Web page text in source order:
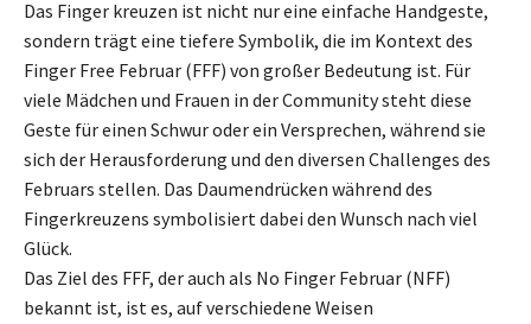
Das Finger kreuzen ist nicht nur eine einfache Handgeste,
sondern trägt eine tiefere Symbolik, die im Kontext des
Finger Free Februar (FFF) von großer Bedeutung ist. Für
viele Mädchen und Frauen in der Community steht diese
Geste für einen Schwur oder ein Versprechen, während sie
sich der Herausforderung und den diversen Challenges des
Februars stellen. Das Daumendrücken während des
Fingerkreuzens symbolisiert dabei den Wunsch nach viel
Glück.
Das Ziel des FFF, der auch als No Finger Februar (NFF)
bekannt ist, ist es, auf verschiedene Weisen